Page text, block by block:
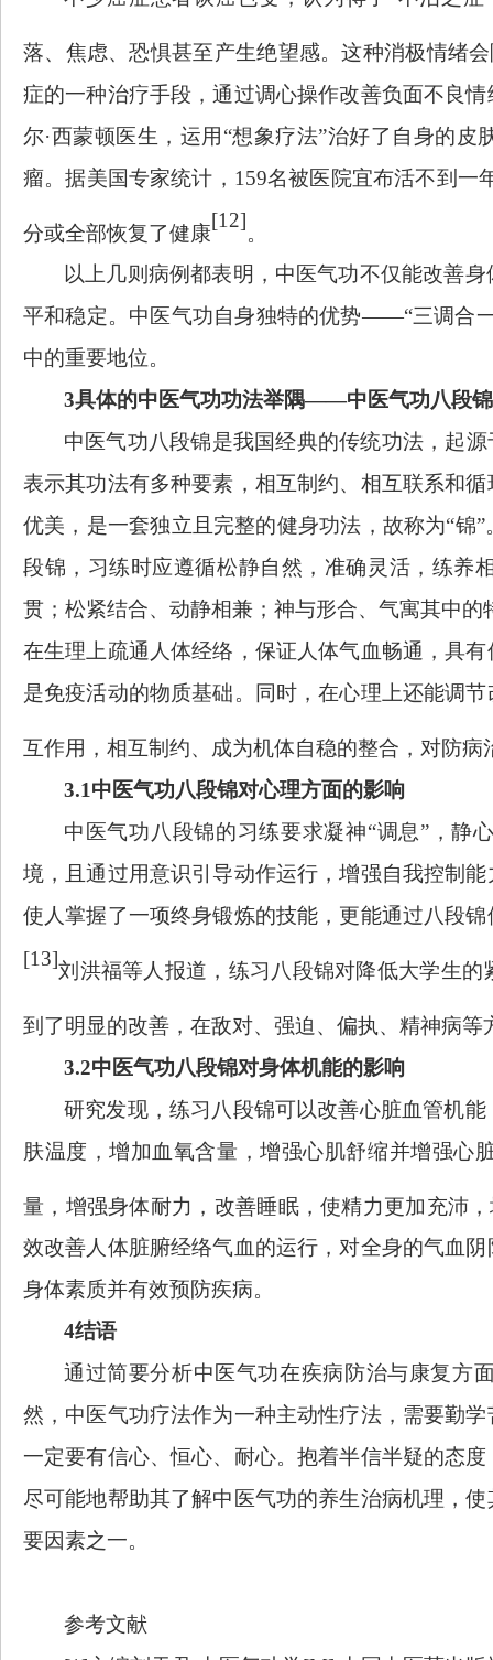
落、焦虑、恐惧甚至产生绝望感。这种消极情绪
症的一种治疗手段，通过调心操作改善负面不良
尔·西蒙顿医生，运用“想象疗法”治好了自身的
瘤。据美国专家统计，159名被医院宜布活不到
分或全部恢复了健康
[12]
。
以上几则病例都表明，中医气功不仅能改善
平和稳定。中医气功自身独特的优势——“三调合一
中的重要地位。
3具体的中医气功功法举隅——中医气功八段锦
中医气功八段锦是我国经典的传统功法，起
表示其功法有多种要素，相互制约、相互联系和
优美，是一套独立且完整的健身功法，故称为“锦
段锦，习练时应遵循松静自然，准确灵活，练养
贯；松紧结合、动静相兼；神与形合、气寓其中的
在生理上疏通人体经络，保证人体气血畅通，具
是免疫活动的物质基础。同时，在心理上还能调
互作用，相互制约、成为机体自稳的整合，对防
3.1中医气功八段锦对心理方面的影响
中医气功八段锦的习练要求凝神“调息”，静
境，且通过用意识引导动作运行，增强自我控制
使人掌握了一项终身锻炼的技能，更能通过八段
[13]
刘洪福等人报道，练习八段锦对降低大学生
到了明显的改善，在敌对、强迫、偏执、精神病等
3.2中医气功八段锦对身体机能的影响
研究发现，练习八段锦可以改善心脏血管机
肤温度，增加血氧含量，增强心肌舒缩并增强心
量，增强身体耐力，改善睡眠，使精力更加充沛
效改善人体脏腑经络气血的运行，对全身的气血
身体素质并有效预防疾病。
4结语
通过简要分析中医气功在疾病防治与康复方
然，中医气功疗法作为一种主动性疗法，需要勤
一定要有信心、恒心、耐心。抱着半信半疑的态
尽可能地帮助其了解中医气功的养生治病机理，
要因素之一。
参考文献